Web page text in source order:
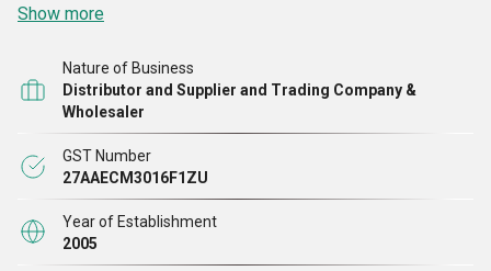
ऐसे उत्पाद हैं जिन्हें हमारी फर्म बेहतरीन दरों पर डिलीवर करती है।
पुरस्कृत किया जाता है, और हमारे मामले में भी यह कहावत सही
साबित हुई है। हमारी शानदार उपलब्धि हमारी पूरी टीम द्वारा किए गए
अत्यधिक प्रयास का सीधा परिणाम है। हमें अपने साथ जुड़े हर
पेशेवर पर गर्व है क्योंकि उनकी मदद ने हमें सभी चुनौतियों का सामना
करने में सक्षम बनाया है और खुद को एक प्रतिष्ठित सप्लायर और
ट्रेडर के रूप में स्थापित
Show more
Nature of Business
Distributor and Supplier and Trading Company &
Wholesaler
GST Number
27AAECM3016F1ZU
Year of Establishment
2005